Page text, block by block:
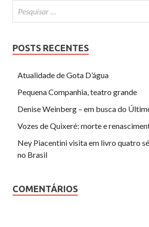
POSTS RECENTES
Atualidade de Gota D’água
Pequena Companhia, teatro grande
Denise Weinberg – em busca do
Vozes de Quixeré: morte e
Ney Piacentini visita em livro quatro
no Brasil
COMENTÁRIOS